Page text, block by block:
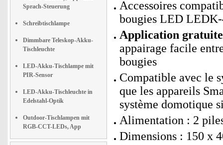
Sprach-Steuerung
Schreibtischlampe
Dimmbare Teleskop-Akku-
Tischleuchte
LED-Akku-Tischlampe mit
PIR-Sensor
LED-Akku-Tischleuchte in
Edelstahl-Optik
Outdoor-Tischlampen mit
RGB-CCT-LEDs, App
Accessoires
bougies LED
Application
appairage facile
bougies
Compatible avec le
que les appareils
système domotique
Alimentation : 2
Dimensions : 150 x